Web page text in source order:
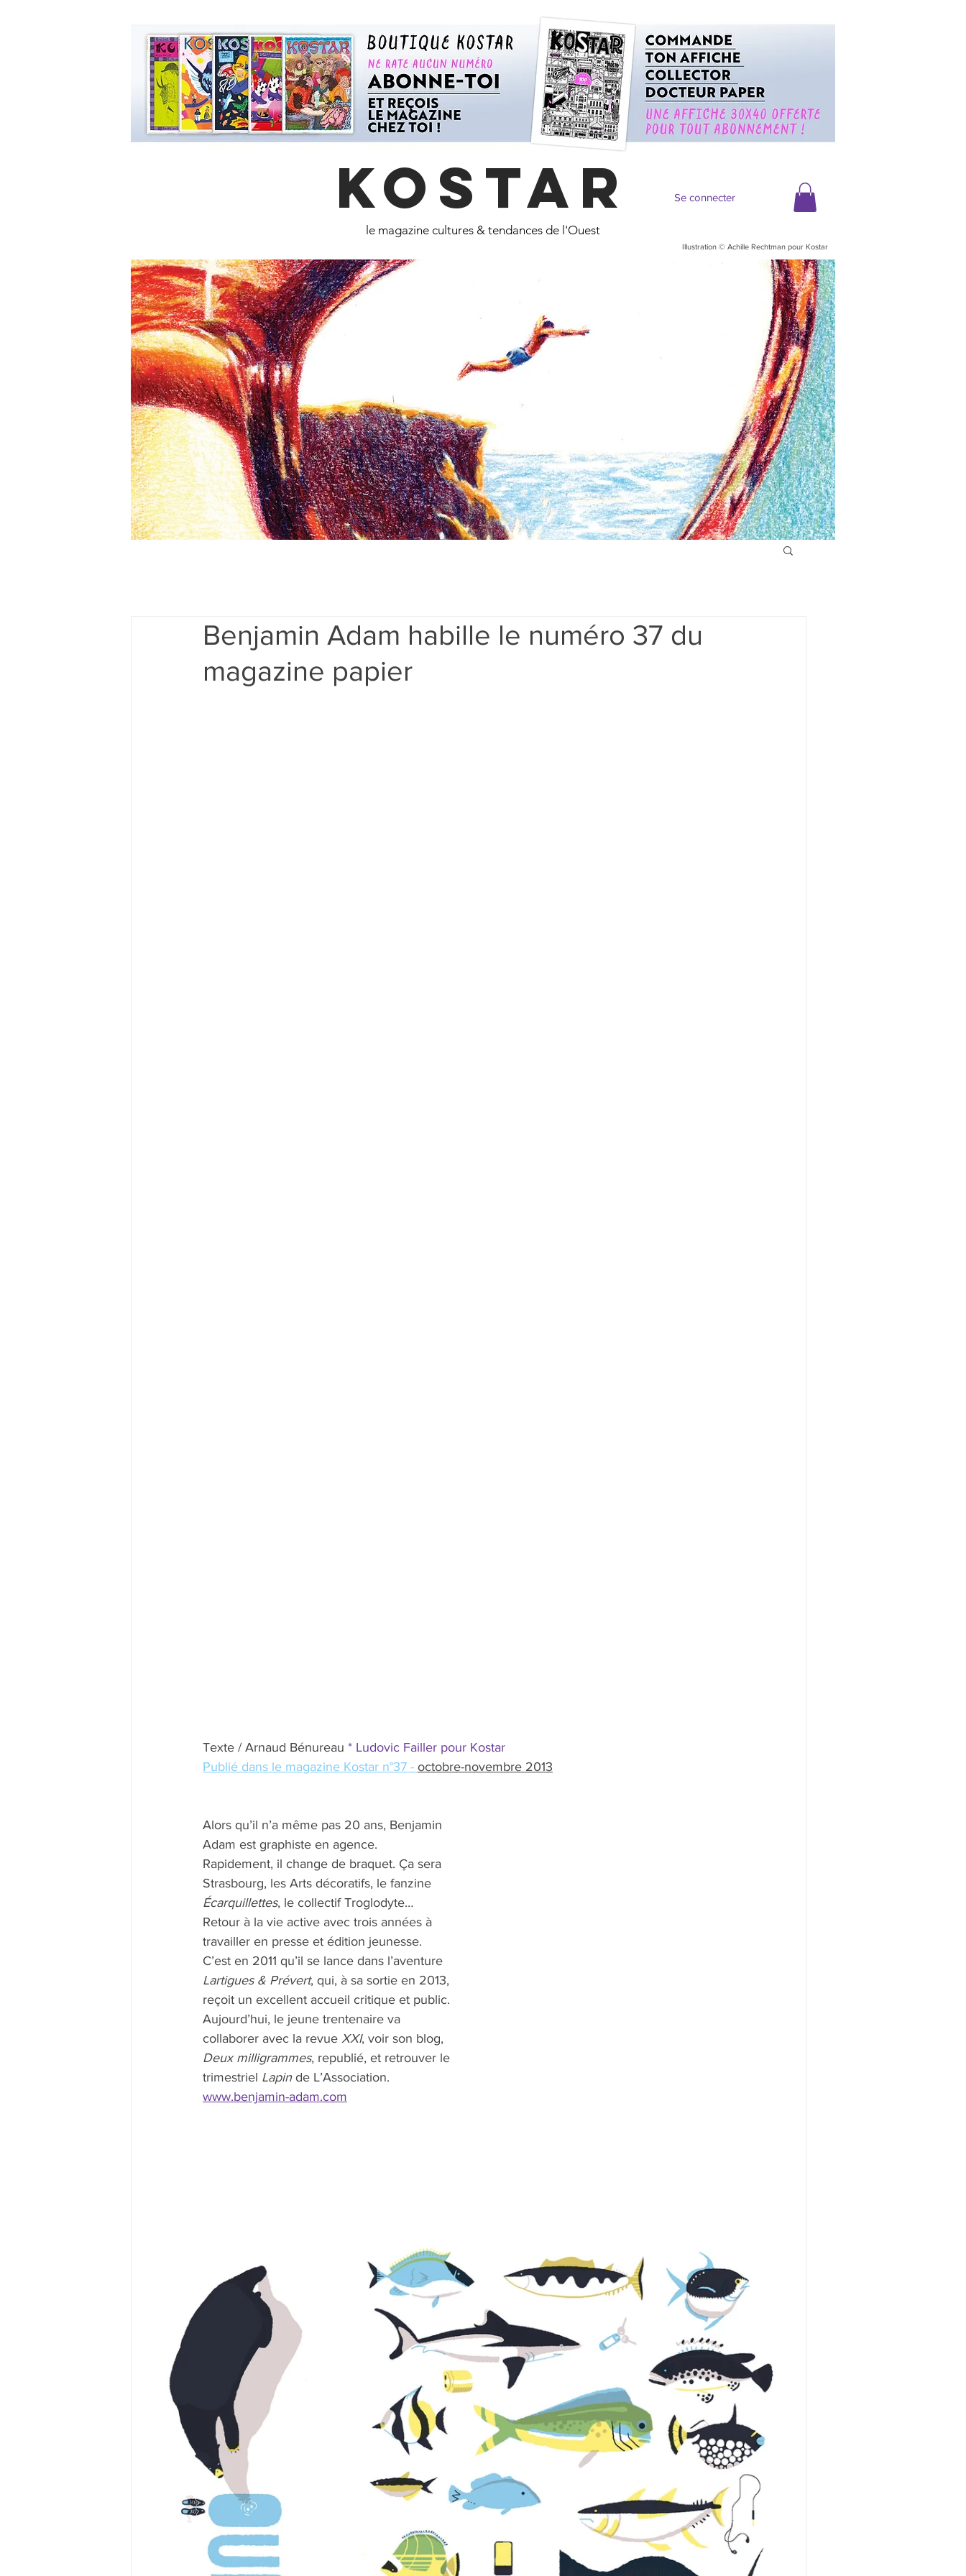
KOSTAR Se connecter
le magazine cultures & tendances de l'Ouest
Illustration © Achille Rechtman pour Kostar
Benjamin Adam habille le numéro 37 du
magazine papier
Texte / Arnaud Bénureau * Ludovic Failler pour Kostar
Publié dans le magazine Kostar n°37 - octobre-novembre 2013
Alors qu’il n’a même pas 20 ans, Benjamin
Adam est graphiste en agence.
Rapidement, il change de braquet. Ça sera
Strasbourg, les Arts décoratifs, le fanzine
Écarquillettes, le collectif Troglodyte…
Retour à la vie active avec trois années à
travailler en presse et édition jeunesse.
C’est en 2011 qu’il se lance dans l’aventure
Lartigues & Prévert, qui, à sa sortie en 2013,
reçoit un excellent accueil critique et public.
Aujourd’hui, le jeune trentenaire va
collaborer avec la revue XXI, voir son blog,
Deux milligrammes, republié, et retrouver le
trimestriel Lapin de L’Association.
www.benjamin-adam.com